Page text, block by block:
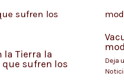
la Tierra la
sufren los
Deja